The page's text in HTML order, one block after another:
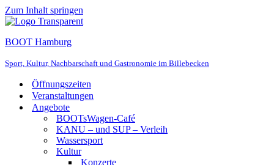
Zum Inhalt springen
BOOT Hamburg
Sport, Kultur, Nachbarschaft und Gastronomie im Billebecken
Öffnungszeiten
Veranstaltungen
Angebote
BOOTsWagen-Café
KANU – und SUP – Verleih
Wassersport
Kultur
Konzerte